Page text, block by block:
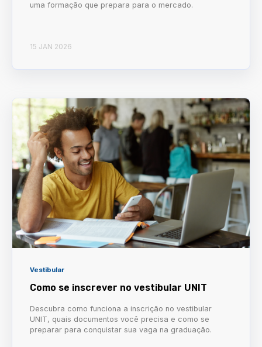
uma formação que prepara para o mercado.
15 JAN 2026
Vestibular
Como se inscrever no vestibular UNIT
Descubra como funciona a inscrição no vestibular
UNIT, quais documentos você precisa e como se
preparar para conquistar sua vaga na graduação.